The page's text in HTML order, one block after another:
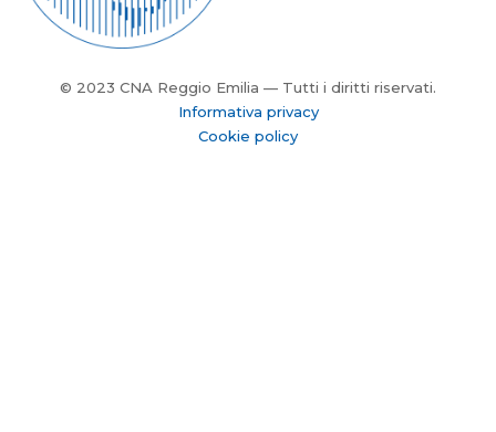
© 2023 CNA Reggio Emilia — Tutti i diritti riservati.
Informativa privacy
Cookie policy